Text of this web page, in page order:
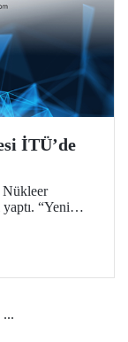
İTÜ’de
“Yeni
nükleer
...